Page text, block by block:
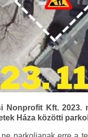
Nonprofit Kft.
Háza közötti